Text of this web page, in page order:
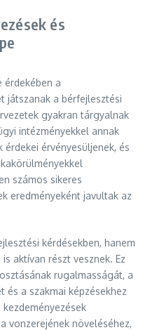
és
érdekében a
játszanak a bérfejlesztési
gyakran tárgyalnak
intézményekkel annak
érvényesüljenek, és
számos sikeres
eredményeként javultak az
kérdésekben, hanem
aktívan részt vesznek. Ez
rugalmasságát, a
és a szakmai képzésekhez
vonzerejének növeléséhez,